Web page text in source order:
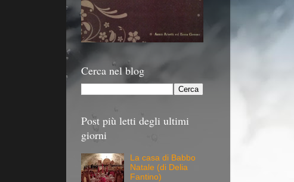
Cerca nel blog
Post più letti degli ultimi
giorni
La casa di Babbo
Natale (di Delia
Fantino)